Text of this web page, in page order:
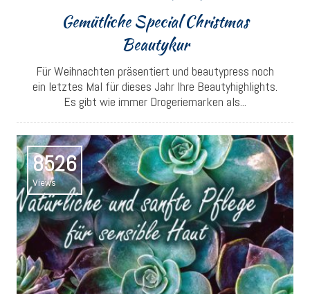
Gemütliche Special Christmas
Beautykur
Für Weihnachten präsentiert und beautypress noch
ein letztes Mal für dieses Jahr Ihre Beautyhighlights.
Es gibt wie immer Drogeriemarken als...
8526
Views